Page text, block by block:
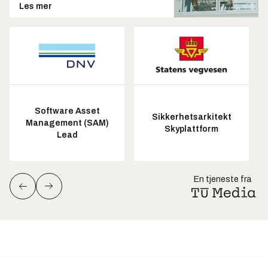
Les mer
Software Asset
Management (SAM)
Lead
Sikkerhetsarkitekt
Skyplattform
En tjeneste fra